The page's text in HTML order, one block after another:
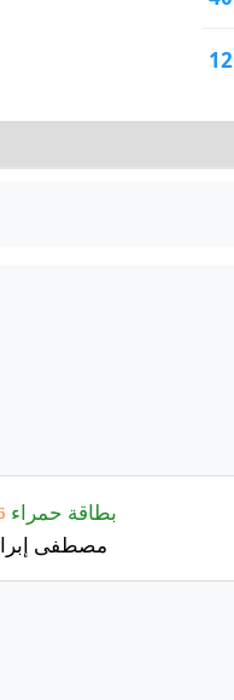
12
بطاقة حمراء
مصطفى